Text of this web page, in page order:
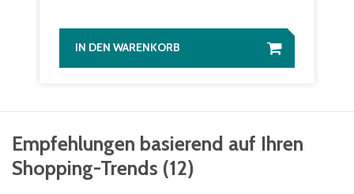
IN DEN WARENKORB
Empfehlungen basierend auf Ihren
Shopping-Trends (12)